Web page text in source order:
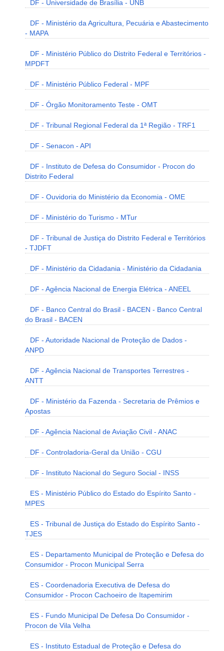
DF - Universidade de Brasília - UNB
DF - Ministério da Agricultura, Pecuária e Abastecimento
- MAPA
DF - Ministério Público do Distrito Federal e Territórios -
MPDFT
DF - Ministério Público Federal - MPF
DF - Órgão Monitoramento Teste - OMT
DF - Tribunal Regional Federal da 1ª Região - TRF1
DF - Senacon - API
DF - Instituto de Defesa do Consumidor - Procon do
Distrito Federal
DF - Ouvidoria do Ministério da Economia - OME
DF - Ministério do Turismo - MTur
DF - Tribunal de Justiça do Distrito Federal e Territórios
- TJDFT
DF - Ministério da Cidadania - Ministério da Cidadania
DF - Agência Nacional de Energia Elétrica - ANEEL
DF - Banco Central do Brasil - BACEN - Banco Central
do Brasil - BACEN
DF - Autoridade Nacional de Proteção de Dados -
ANPD
DF - Agência Nacional de Transportes Terrestres -
ANTT
DF - Ministério da Fazenda - Secretaria de Prêmios e
Apostas
DF - Agência Nacional de Aviação Civil - ANAC
DF - Controladoria-Geral da União - CGU
DF - Instituto Nacional do Seguro Social - INSS
ES - Ministério Público do Estado do Espírito Santo -
MPES
ES - Tribunal de Justiça do Estado do Espírito Santo -
TJES
ES - Departamento Municipal de Proteção e Defesa do
Consumidor - Procon Municipal Serra
ES - Coordenadoria Executiva de Defesa do
Consumidor - Procon Cachoeiro de Itapemirim
ES - Fundo Municipal De Defesa Do Consumidor -
Procon de Vila Velha
ES - Instituto Estadual de Proteção e Defesa do